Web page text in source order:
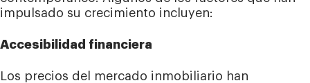
impulsado su crecimiento incluyen:
Accesibilidad financiera
Los precios del mercado inmobiliario han